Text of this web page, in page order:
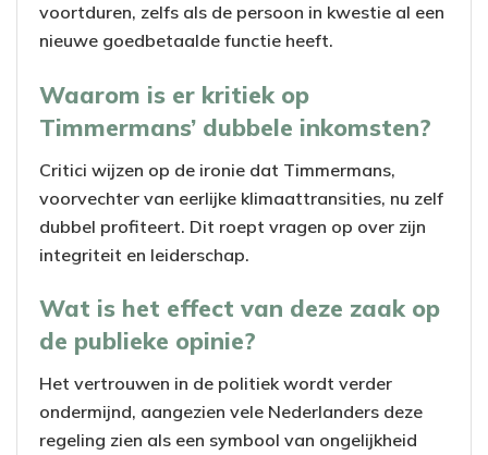
voortduren, zelfs als de persoon in kwestie al een
nieuwe goedbetaalde functie heeft.
Waarom is er kritiek op
Timmermans’ dubbele inkomsten?
Critici wijzen op de ironie dat Timmermans,
voorvechter van eerlijke klimaattransities, nu zelf
dubbel profiteert. Dit roept vragen op over zijn
integriteit en leiderschap.
Wat is het effect van deze zaak op
de publieke opinie?
Het vertrouwen in de politiek wordt verder
ondermijnd, aangezien vele Nederlanders deze
regeling zien als een symbool van ongelijkheid